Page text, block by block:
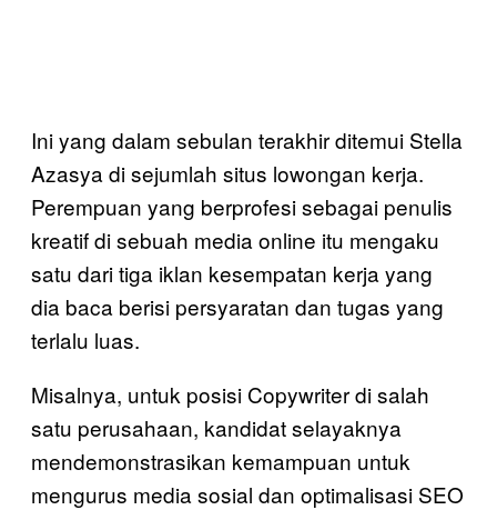
Ini yang dalam sebulan terakhir ditemui Stella
Azasya di sejumlah situs lowongan kerja.
Perempuan yang berprofesi sebagai penulis
kreatif di sebuah media online itu mengaku
satu dari tiga iklan kesempatan kerja yang
dia baca berisi persyaratan dan tugas yang
terlalu luas.
Misalnya, untuk posisi Copywriter di salah
satu perusahaan, kandidat selayaknya
mendemonstrasikan kemampuan untuk
mengurus media sosial dan optimalisasi SEO